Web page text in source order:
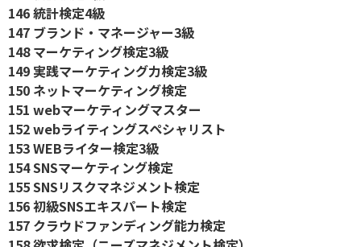
146 統計検定4級
147 ブランド・マネージャー3級
148 マーケティング検定3級
149 実践マーケティング力検定3級
150 ネットマーケティング検定
151 webマーケティングマスター
152 webライティングスペシャリスト
153 WEBライター検定3級
154 SNSマーケティング検定
155 SNSリスクマネジメント検定
156 初級SNSエキスパート検定
157 クラウドファンディング能力検定